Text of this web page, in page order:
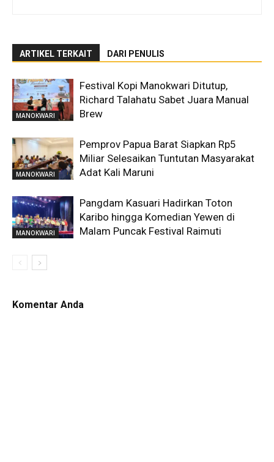
ARTIKEL TERKAIT DARI PENULIS
MANOKWARI
Festival Kopi Manokwari Ditutup,
Richard Talahatu Sabet Juara Manual
Brew
MANOKWARI
Pemprov Papua Barat Siapkan Rp5
Miliar Selesaikan Tuntutan Masyarakat
Adat Kali Maruni
MANOKWARI
Pangdam Kasuari Hadirkan Toton
Karibo hingga Komedian Yewen di
Malam Puncak Festival Raimuti
Komentar Anda